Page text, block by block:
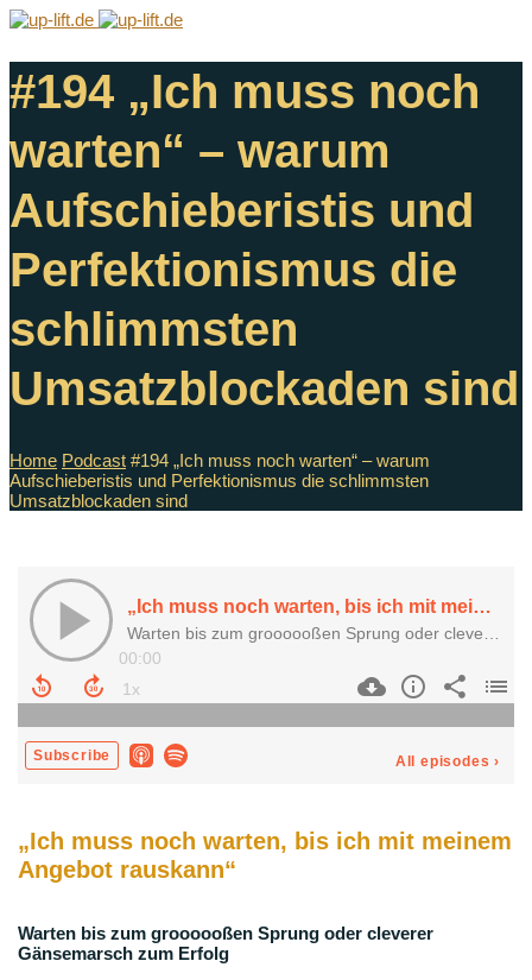
#194 „Ich muss noch
warten“ – warum
Aufschieberistis und
Perfektionismus die
schlimmsten
Umsatzblockaden sind
Home Podcast #194 „Ich muss noch warten“ – warum
Aufschieberistis und Perfektionismus die schlimmsten
Umsatzblockaden sind
„Ich muss noch warten, bis ich mit meinem
Angebot rauskann“
Warten bis zum groooooßen Sprung oder cleverer
Gänsemarsch zum Erfolg